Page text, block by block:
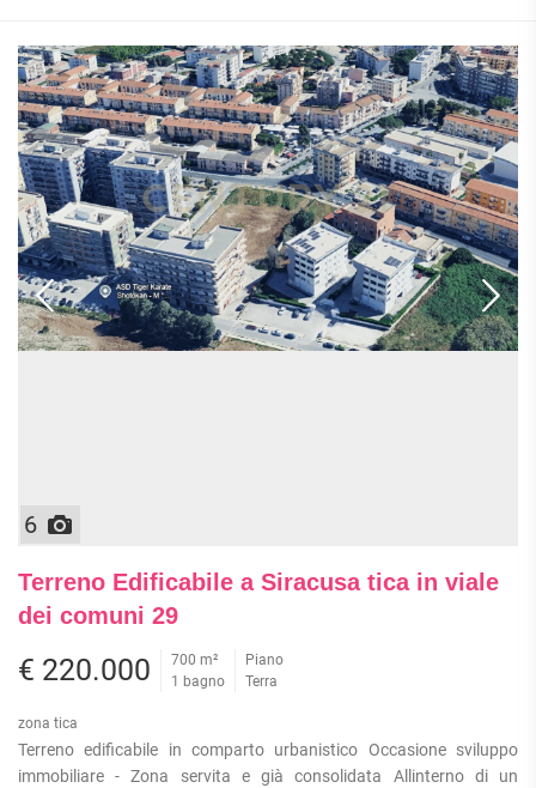
6
Terreno Edificabile a Siracusa tica in viale
dei comuni 29
€ 220.000
700 m²
1 bagno
Piano
Terra
zona tica
Terreno edificabile in comparto urbanistico Occasione sviluppo
immobiliare - Zona servita e già consolidata Allinterno di un